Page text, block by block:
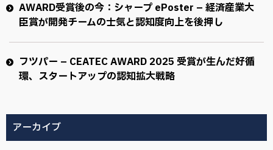
AWARD受賞後の今：シャープ ePoster – 経済産業大
臣賞が開発チームの士気と認知度向上を後押し
フツパー – CEATEC AWARD 2025 受賞が生んだ好循
環、スタートアップの認知拡大戦略
アーカイブ